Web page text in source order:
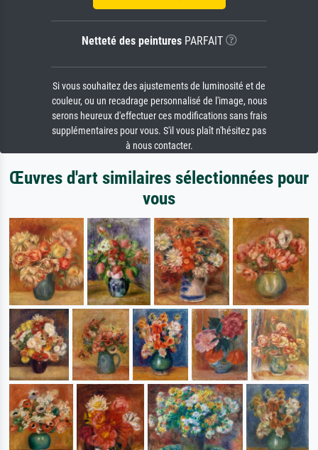
Netteté des peinturesPARFAIT
Si vous souhaitez des ajustements de luminosité et de
couleur, ou un recadrage personnalisé de l'image, nous
serons heureux d'effectuer ces modifications sans frais
supplémentaires pour vous. S'il vous plaît n'hésitez pas
à nous contacter.
Œuvres d'art similaires sélectionnées pour
vous